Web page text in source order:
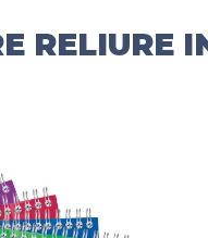
RELIURE